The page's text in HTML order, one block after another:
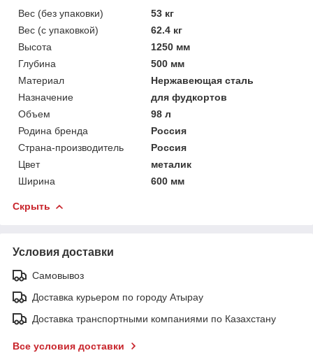
Вес (без упаковки)
53 кг
Вес (с упаковкой)
62.4 кг
Высота
1250 мм
Глубина
500 мм
Материал
Нержавеющая сталь
Назначение
для фудкортов
Объем
98 л
Родина бренда
Россия
Страна-производитель
Россия
Цвет
металик
Ширина
600 мм
Скрыть
Условия доставки
Самовывоз
Доставка курьером по городу Атырау
Доставка транспортными компаниями по Казахстану
Все условия доставки